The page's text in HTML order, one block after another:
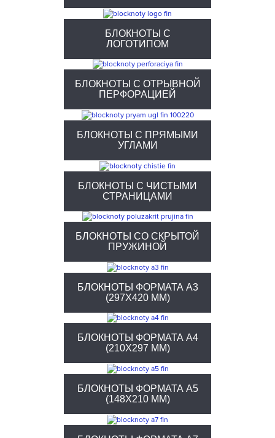
БЛОКНОТЫ С
ЛОГОТИПОМ
БЛОКНОТЫ С ОТРЫВНОЙ
ПЕРФОРАЦИЕЙ
БЛОКНОТЫ С ПРЯМЫМИ
УГЛАМИ
БЛОКНОТЫ С ЧИСТЫМИ
СТРАНИЦАМИ
БЛОКНОТЫ СО СКРЫТОЙ
ПРУЖИНОЙ
БЛОКНОТЫ ФОРМАТА А3
(297X420 ММ)
БЛОКНОТЫ ФОРМАТА А4
(210X297 ММ)
БЛОКНОТЫ ФОРМАТА А5
(148X210 ММ)